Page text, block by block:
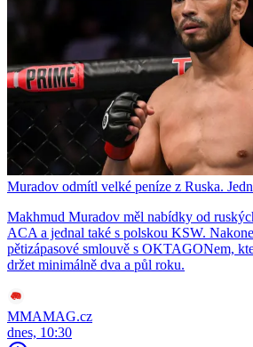
Muradov odmítl velké peníze z Ruska.
Makhmud Muradov měl nabídky od
ACA a jednal také s polskou KSW.
pětizápasové smlouvě s OKTAGONem,
držet minimálně dva a půl roku.
MMAMAG.cz
dnes, 10:30